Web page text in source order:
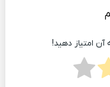
امتیاز دهید!